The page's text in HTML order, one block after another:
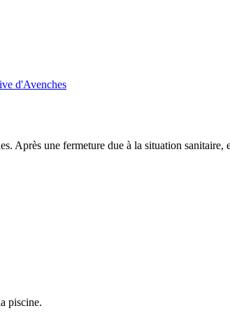
d'Avenches
Après une fermeture due à la situation sanitaire,
piscine.